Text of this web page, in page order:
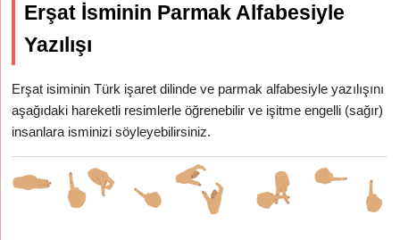
Erşat İsminin Parmak Alfabesiyle
Yazılışı
Erşat isiminin Türk işaret dilinde ve parmak alfabesiyle yazılışını
aşağıdaki hareketli resimlerle öğrenebilir ve işitme engelli (sağır)
insanlara isminizi söyleyebilirsiniz.